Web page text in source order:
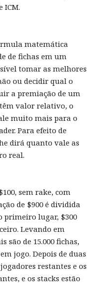
ICM.
matemática
de fichas em um
tomar as melhores
ou decidir qual o
a premiação de um
valor relativo, o
muito mais para o
Para efeito de
dirá quanto vale as
real.
sem rake, com
de $900 é dividida
primeiro lugar, $300
Levando em
são de 15.000 fichas,
jogo. Depois de duas
restantes e os
e os stacks estão